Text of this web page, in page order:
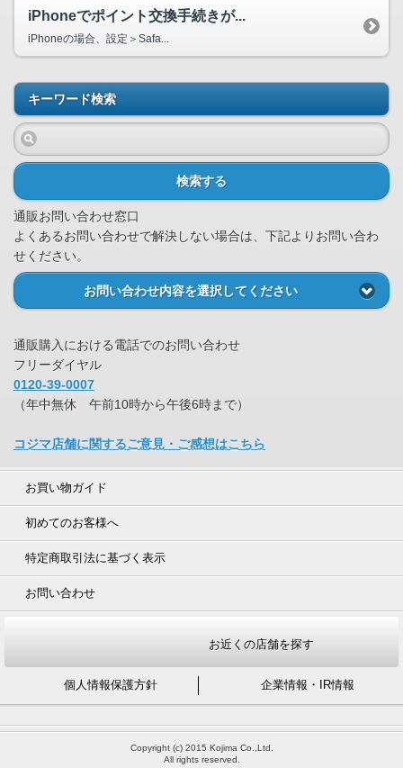
iPhoneでポイント交換手続きが...
iPhoneの場合、設定＞Safa...
キーワード検索
検索する
通販お問い合わせ窓口
よくあるお問い合わせで解決しない場合は、下記よりお問い合わ
せください。
お問い合わせ内容を選択してください
通販購入における電話でのお問い合わせ
フリーダイヤル
0120-39-0007
（年中無休 午前10時から午後6時まで）
コジマ店舗に関するご意見・ご感想はこちら
お買い物ガイド
初めてのお客様へ
特定商取引法に基づく表示
お問い合わせ
お近くの店舗を探す
個人情報保護方針 企業情報・IR情報
Copyright (c) 2015 Kojima Co.,Ltd.
All rights reserved.